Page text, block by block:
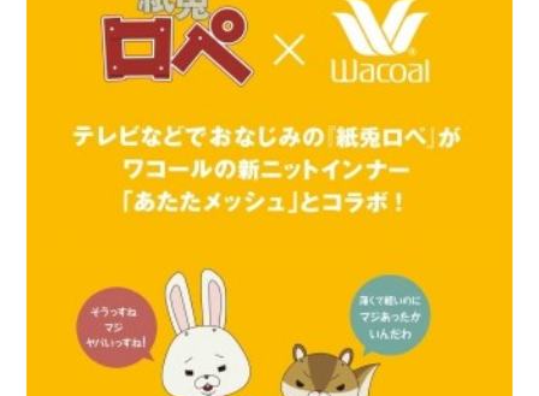
お知らせ
ワコールウェブストア
ニュース＆トピックス